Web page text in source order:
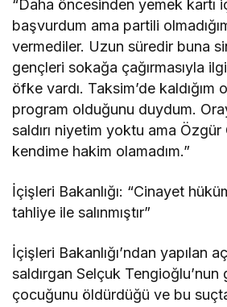
“Daha öncesinden yemek kartı
başvurdum ama partili
vermediler. Uzun süredir buna
gençleri sokağa çağırmasıyla
öfke vardı. Taksim’de kaldığım
program olduğunu duydum.
saldırı niyetim yoktu ama Özgür
kendime hakim olamadım.”
İçişleri Bakanlığı: “Cinayet
tahliye ile salınmıştır”
İçişleri Bakanlığı’ndan yapılan
saldırgan Selçuk Tengioğlu’nun
çocuğunu öldürdüğü ve bu